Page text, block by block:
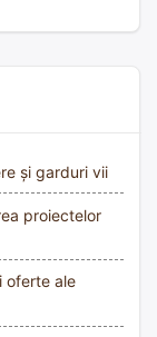
și garduri vii
proiectelor
oferte ale